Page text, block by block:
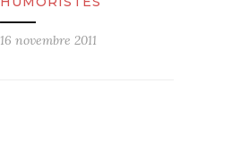
16 novembre 2011